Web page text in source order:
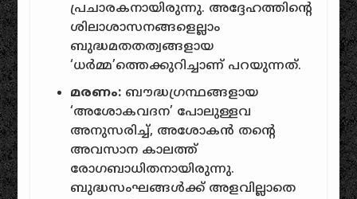
പ്രചാരകനായിരുന്നു. അദ്ദേഹത്തിന്റെ
ശിലാശാസനങ്ങളെല്ലാം
ബുദ്ധമതതത്വങ്ങളായ
‘ധർമ്മ’ത്തെക്കുറിച്ചാണ് പറയുന്നത്.
മരണം: ബൗദ്ധഗ്രന്ഥങ്ങളായ
‘അശോകവദന’ പോലുള്ളവ
അനുസരിച്ച്, അശോകൻ തന്റെ
അവസാന കാലത്ത്
രോഗബാധിതനായിരുന്നു.
ബുദ്ധസംഘങ്ങൾക്ക് അളവില്ലാതെ